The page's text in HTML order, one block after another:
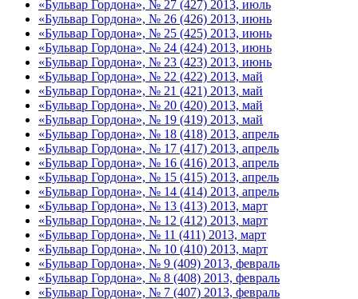
«Бульвар Гордона», № 27 (427) 2013, июль
«Бульвар Гордона», № 26 (426) 2013, июнь
«Бульвар Гордона», № 25 (425) 2013, июнь
«Бульвар Гордона», № 24 (424) 2013, июнь
«Бульвар Гордона», № 23 (423) 2013, июнь
«Бульвар Гордона», № 22 (422) 2013, май
«Бульвар Гордона», № 21 (421) 2013, май
«Бульвар Гордона», № 20 (420) 2013, май
«Бульвар Гордона», № 19 (419) 2013, май
«Бульвар Гордона», № 18 (418) 2013, апрель
«Бульвар Гордона», № 17 (417) 2013, апрель
«Бульвар Гордона», № 16 (416) 2013, апрель
«Бульвар Гордона», № 15 (415) 2013, апрель
«Бульвар Гордона», № 14 (414) 2013, апрель
«Бульвар Гордона», № 13 (413) 2013, март
«Бульвар Гордона», № 12 (412) 2013, март
«Бульвар Гордона», № 11 (411) 2013, март
«Бульвар Гордона», № 10 (410) 2013, март
«Бульвар Гордона», № 9 (409) 2013, февраль
«Бульвар Гордона», № 8 (408) 2013, февраль
«Бульвар Гордона», № 7 (407) 2013, февраль